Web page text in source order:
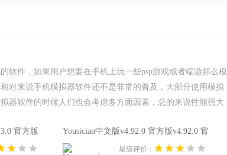
软件，如果用户想要在手机上玩一些psp游戏或者端游那么模
对来说手机模拟器软件还不是非常的普及，大部分使用模拟
器软件的时候人们也会考虑多方面因素，总的来说性能强大
，值得用户下载一试！
官方版
Yousician中文版v4.92.0 官方版v4.92.0 官
方版
星级评价：